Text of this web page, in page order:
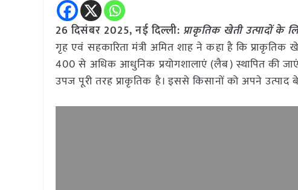
26 दिसंबर 2025, नई दिल्ली: प्राकृतिक खेती उत्पादों के
गृह एवं सहकारिता मंत्री अमित शाह ने कहा है कि
400 से अधिक आधुनिक प्रयोगशालाएं (लैब) स्थापित की
उपज पूरी तरह प्राकृतिक है। इससे किसानों को अपने उत्पाद